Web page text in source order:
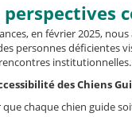
en février 2025,
personnes déficientes
institutionnelles.
des Chiens
chaque chien guide